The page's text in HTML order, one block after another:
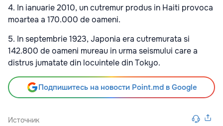
4. In ianuarie 2010, un cutremur produs in Haiti provoca
moartea a 170.000 de oameni.
5. In septembrie 1923, Japonia era cutremurata si
142.800 de oameni mureau in urma seismului care a
distrus jumatate din locuintele din Tokyo.
Подпишитесь на новости Point.md в Google
Источник